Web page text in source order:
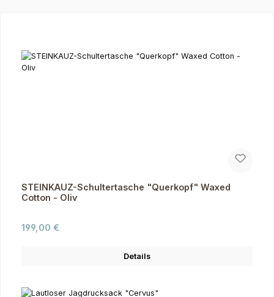
STEINKAUZ-Schultertasche "Querkopf" Waxed
Cotton - Oliv
Regulärer Preis:
199,00 €
Details